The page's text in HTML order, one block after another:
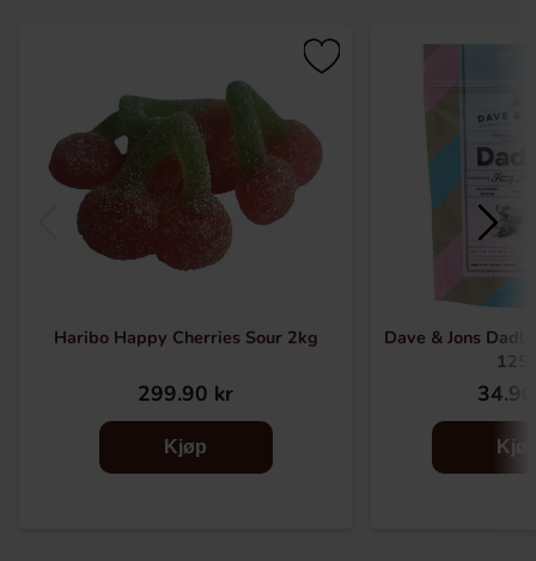
Haribo Happy Cherries Sour 2kg
299.90 kr
Kjøp
Dave & Jons